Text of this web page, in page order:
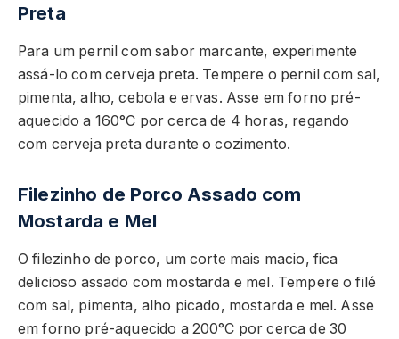
Preta
Para um pernil com sabor marcante, experimente
assá-lo com cerveja preta. Tempere o pernil com sal,
pimenta, alho, cebola e ervas. Asse em forno pré-
aquecido a 160°C por cerca de 4 horas, regando
com cerveja preta durante o cozimento.
Filezinho de Porco Assado com
Mostarda e Mel
O filezinho de porco, um corte mais macio, fica
delicioso assado com mostarda e mel. Tempere o filé
com sal, pimenta, alho picado, mostarda e mel. Asse
em forno pré-aquecido a 200°C por cerca de 30